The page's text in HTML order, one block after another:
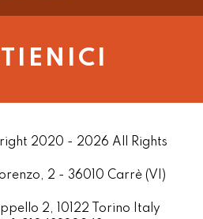
2020 - 2026 All Rights
2 - 36010 Carrè (VI)
2, 10122 Torino Italy